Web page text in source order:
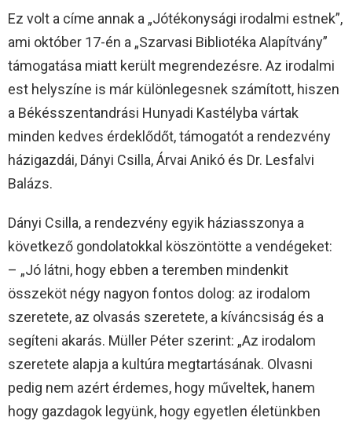
Ez volt a címe annak a „Jótékonysági irodalmi estnek”,
ami október 17-én a „Szarvasi Bibliotéka Alapítvány”
támogatása miatt került megrendezésre. Az irodalmi
est helyszíne is már különlegesnek számított, hiszen
a Békésszentandrási Hunyadi Kastélyba vártak
minden kedves érdeklődőt, támogatót a rendezvény
házigazdái, Dányi Csilla, Árvai Anikó és Dr. Lesfalvi
Balázs.
Dányi Csilla, a rendezvény egyik háziasszonya a
következő gondolatokkal köszöntötte a vendégeket:
– „Jó látni, hogy ebben a teremben mindenkit
összeköt négy nagyon fontos dolog: az irodalom
szeretete, az olvasás szeretete, a kíváncsiság és a
segíteni akarás. Müller Péter szerint: „Az irodalom
szeretete alapja a kultúra megtartásának. Olvasni
pedig nem azért érdemes, hogy műveltek, hanem
hogy gazdagok legyünk, hogy egyetlen életünkben